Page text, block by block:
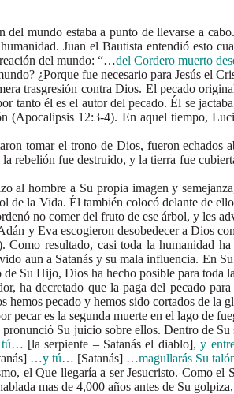
estaba a punto de llevarse a
Juan el Bautista entendió esto
del mundo: “…del Cordero muerto
¿Porque fue necesario para Jesús el
contra Dios. El pecado
tanto él es el autor del pecado. Él se
(Apocalipsis 12:3-4). En aquel tiempo,
el trono de Dios, fueron echados
la rebelión fue destruido, y la tierra fue
a Su propia imagen y
de la Vida. Él también colocó delante de
no comer del fruto de ese árbol, y les
Eva escogieron desobedecer a Dios
Como resultado, casi toda la humanidad
aun a Satanás y su mala influencia. En
Su Hijo, Dios ha hecho posible para toda
que la paga del pecado para
hemos pecado y hemos sido cortados de
pecar es la segunda muerte en el lago de
Su juicio sobre ellos. Dentro de Su
[la serpiente – Satanás el diablo], y
…y tú… [Satanás] …magullarás Su
Que llegaría a ser Jesucristo. Como el
mas de 4,000 años antes de Su